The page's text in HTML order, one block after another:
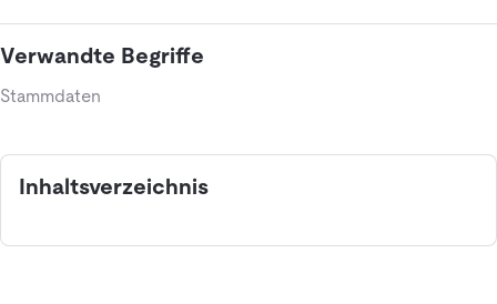
Verwandte Begriffe
Stammdaten
Inhaltsverzeichnis